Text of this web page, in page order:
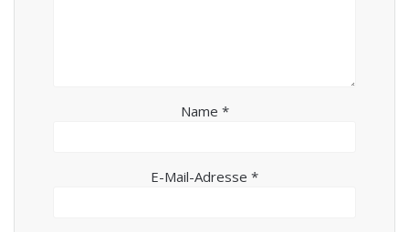
Name *
E-Mail-Adresse *